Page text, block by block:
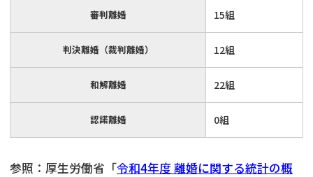
審判離婚 15組
判決離婚（裁判離婚） 12組
和解離婚 22組
認諾離婚 0組
参照：厚生労働省「令和4年度 離婚に関する統計の概